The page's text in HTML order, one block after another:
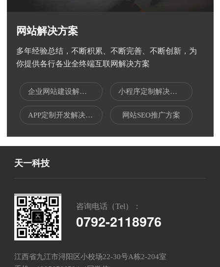
网站解决方案
多年经验总结，不断积累、不断完善、不断创新，为
你提供各行各业全终端互联网解决方案
企业网站建设解决方案 小程序定制解决方案
APP定制开发解决方案 网站SEO推广方案
天一科技
咨询电话（Tel）：
0792-2118976
江西省九江市浔阳区小校场22-30号A栋2-204室